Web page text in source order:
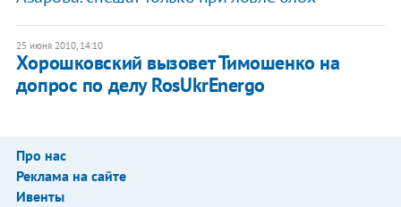
25 июня 2010, 14:10
Хорошковский вызовет Тимошенко на
допрос по делу RosUkrEnergo
Про нас
Реклама на сайте
Ивенты